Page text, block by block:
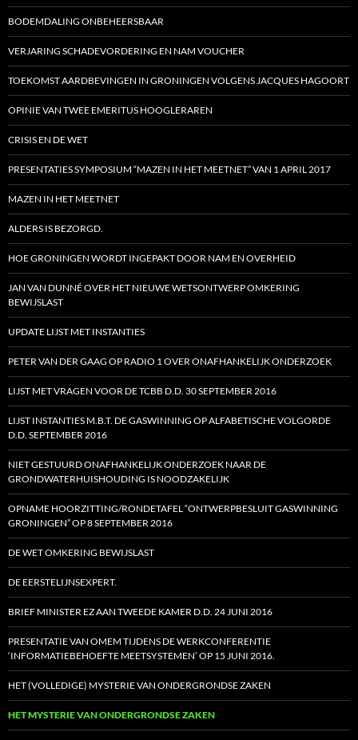
BODEMDALING ONBEHEERSBAAR
VERJARING SCHADEVORDERING EN NAM VOUCHER
TOEKOMST AARDBEVINGEN IN GRONINGEN VOLGENS JACQUES HAGOORT
OPINIE VAN TWEE EMERITUS HOOGLERAREN
CRISIS EN DE WET
PRESENTATIES SYMPOSIUM “MAZEN IN HET MEETNET” VAN 1 APRIL 2017
MAZEN IN HET MEETNET
ALDERS IS BEZORGD.
HOE GRONINGEN WORDT INGEPAKT DOOR NAM EN OVERHEID
JAN VAN DUNNÉ OVER HET NIEUWE WETSONTWERP OMKERING
BEWIJSLAST
UPDATE LIJST MET INSTANTIES
PETER VAN DER GAAG OP RADIO 1 OVER ONAFHANKELIJK ONDERZOEK
LIJST MET VRAGEN VOOR DE TCBB D.D. 30 SEPTEMBER 2016
LIJST INSTANTIES M.B.T. DE GASWINNING OP ALFABETISCHE VOLGORDE
D.D. SEPTEMBER 2016
NIET GESTUURD ONAFHANKELIJK ONDERZOEK NAAR DE
GRONDWATERHUISHOUDING IS NOODZAKELIJK
OPNAME HOORZITTING/RONDETAFEL “ONTWERPBESLUIT GASWINNING
GRONINGEN” OP 8 SEPTEMBER 2016
DE WET OMKERING BEWIJSLAST
DE EERSTELIJNSEXPERT.
BRIEF MINISTER EZ AAN TWEEDE KAMER D.D. 24 JUNI 2016
PRESENTATIE VAN OMEM TIJDENS DE WERKCONFERENTIE
‘INFORMATIEBEHOEFTE MEETSYSTEMEN’ OP 15 JUNI 2016.
HET (VOLLEDIGE) MYSTERIE VAN ONDERGRONDSE ZAKEN
HET MYSTERIE VAN ONDERGRONDSE ZAKEN